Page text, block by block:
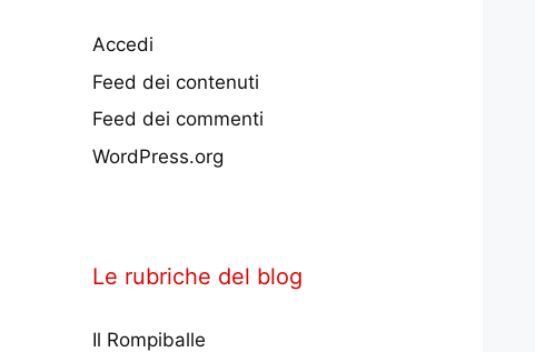
Accedi
Feed dei contenuti
Feed dei commenti
WordPress.org
Le rubriche del blog
Il Rompiballe